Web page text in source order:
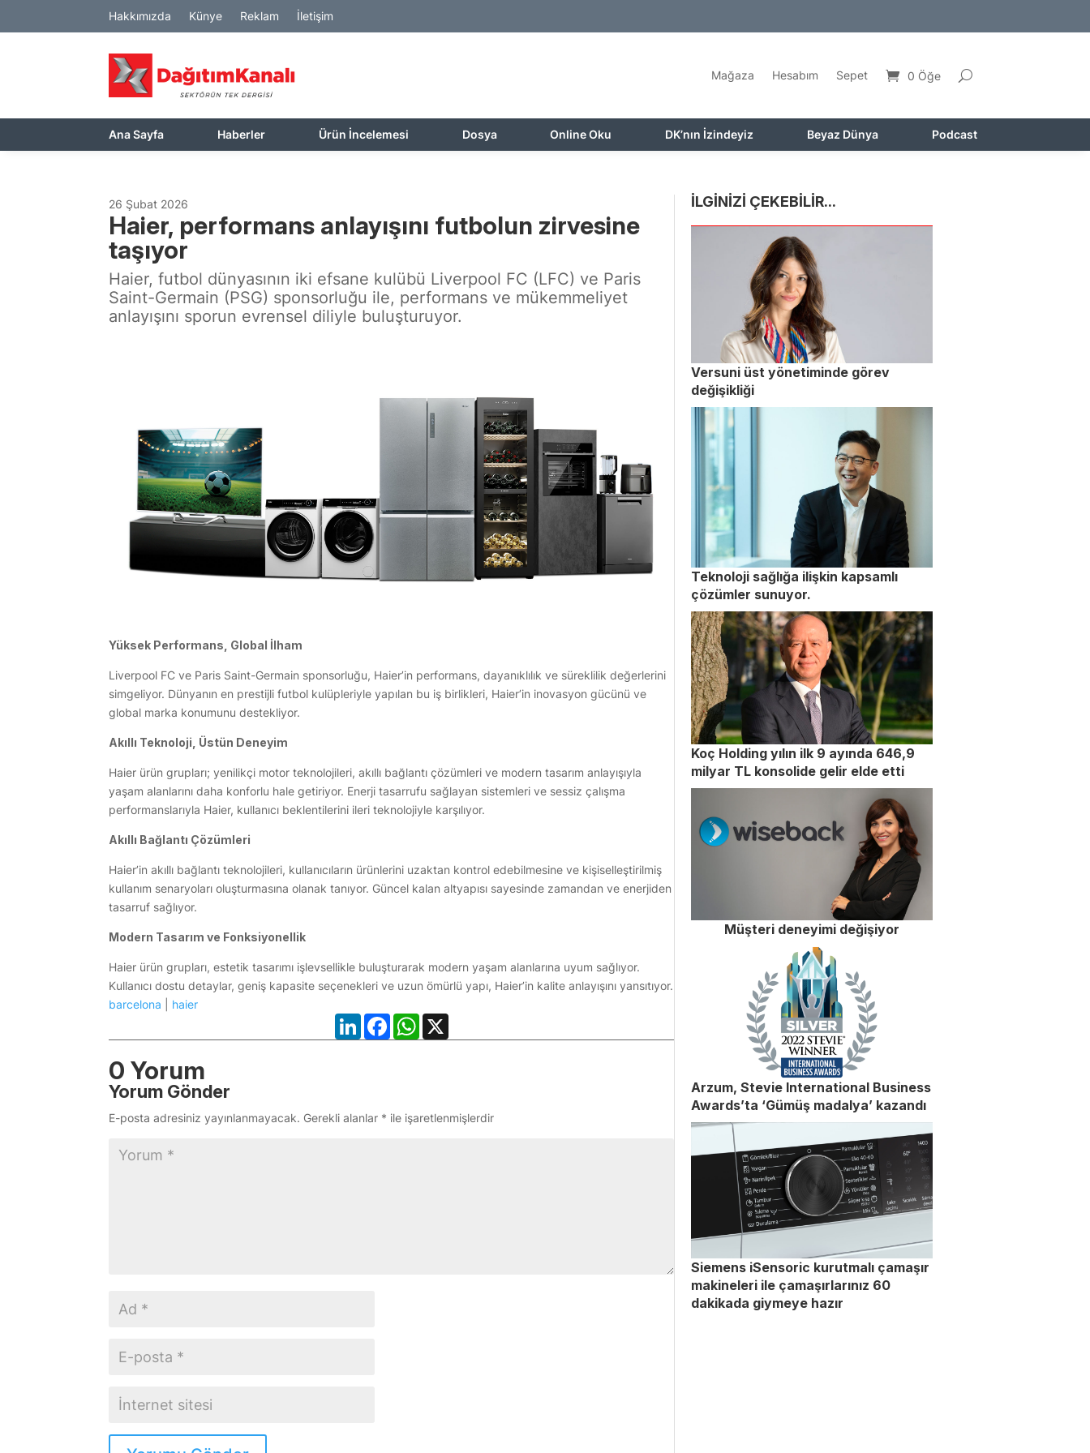
Hakkımızda Künye Reklam İletişim
Mağaza Hesabım Sepet 0 Öğe
Ana Sayfa Haberler Ürün İncelemesi Dosya Online Oku DK’nın İzindeyiz Beyaz Dünya Podcast
26 Şubat 2026
Haier, performans anlayışını futbolun zirvesine
taşıyor
Haier, futbol dünyasının iki efsane kulübü Liverpool FC (LFC) ve Paris
Saint-Germain (PSG) sponsorluğu ile, performans ve mükemmeliyet
anlayışını sporun evrensel diliyle buluşturuyor.
Yüksek Performans, Global İlham
Liverpool FC ve Paris Saint-Germain sponsorluğu, Haier’in performans, dayanıklılık ve süreklilik değerlerini
simgeliyor. Dünyanın en prestijli futbol kulüpleriyle yapılan bu iş birlikleri, Haier’in inovasyon gücünü ve
global marka konumunu destekliyor.
Akıllı Teknoloji, Üstün Deneyim
Haier ürün grupları; yenilikçi motor teknolojileri, akıllı bağlantı çözümleri ve modern tasarım anlayışıyla
yaşam alanlarını daha konforlu hale getiriyor. Enerji tasarrufu sağlayan sistemleri ve sessiz çalışma
performanslarıyla Haier, kullanıcı beklentilerini ileri teknolojiyle karşılıyor.
Akıllı Bağlantı Çözümleri
Haier’in akıllı bağlantı teknolojileri, kullanıcıların ürünlerini uzaktan kontrol edebilmesine ve kişiselleştirilmiş
kullanım senaryoları oluşturmasına olanak tanıyor. Güncel kalan altyapısı sayesinde zamandan ve enerjiden
tasarruf sağlıyor.
Modern Tasarım ve Fonksiyonellik
Haier ürün grupları, estetik tasarımı işlevsellikle buluşturarak modern yaşam alanlarına uyum sağlıyor.
Kullanıcı dostu detaylar, geniş kapasite seçenekleri ve uzun ömürlü yapı, Haier’in kalite anlayışını yansıtıyor.
barcelona
haier
LinkedInFacebookWhatsApp
X
0 Yorum
Yorum Gönder
E-posta adresiniz yayınlanmayacak. Gerekli alanlar * ile işaretlenmişlerdir
İLGİNİZİ ÇEKEBİLİR...
Versuni üst yönetiminde görev
değişikliği
Teknoloji sağlığa ilişkin kapsamlı
çözümler sunuyor.
Koç Holding yılın ilk 9 ayında 646,9
milyar TL konsolide gelir elde etti
Müşteri deneyimi değişiyor
Arzum, Stevie International Business
Awards’ta ‘Gümüş madalya’ kazandı
Siemens iSensoric kurutmalı çamaşır
makineleri ile çamaşırlarınız 60
dakikada giymeye hazır